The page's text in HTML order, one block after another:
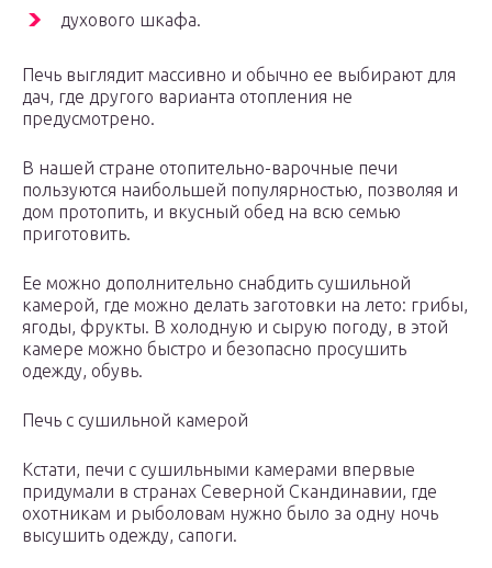
духового шкафа.
Печь выглядит массивно и обычно ее выбирают для
дач, где другого варианта отопления не
предусмотрено.
В нашей стране отопительно-варочные печи
пользуются наибольшей популярностью, позволяя и
дом протопить, и вкусный обед на всю семью
приготовить.
Ее можно дополнительно снабдить сушильной
камерой, где можно делать заготовки на лето: грибы,
ягоды, фрукты. В холодную и сырую погоду, в этой
камере можно быстро и безопасно просушить
одежду, обувь.
Печь с сушильной камерой
Кстати, печи с сушильными камерами впервые
придумали в странах Северной Скандинавии, где
охотникам и рыболовам нужно было за одну ночь
высушить одежду, сапоги.